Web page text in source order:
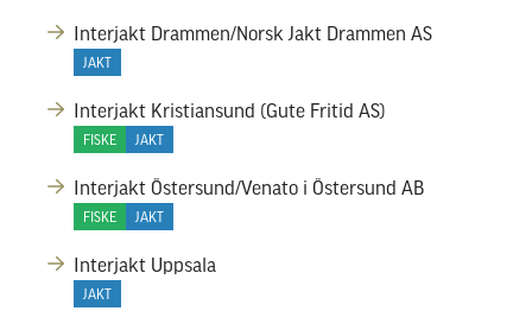
Interjakt Drammen/Norsk Jakt Drammen AS
JAKT
Interjakt Kristiansund (Gute Fritid AS)
FISKE JAKT
Interjakt Östersund/Venato i Östersund AB
FISKE JAKT
Interjakt Uppsala
JAKT